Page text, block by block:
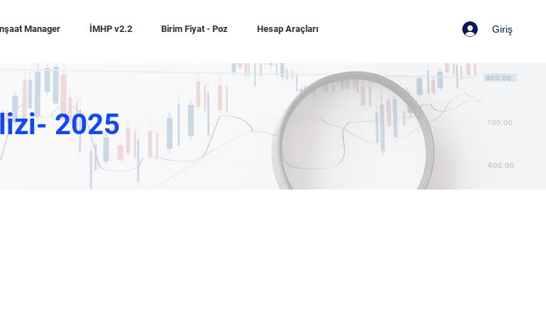
Manager İMHP v2.2 Birim Fiyat - Poz Hesap Araçları Giriş
2025